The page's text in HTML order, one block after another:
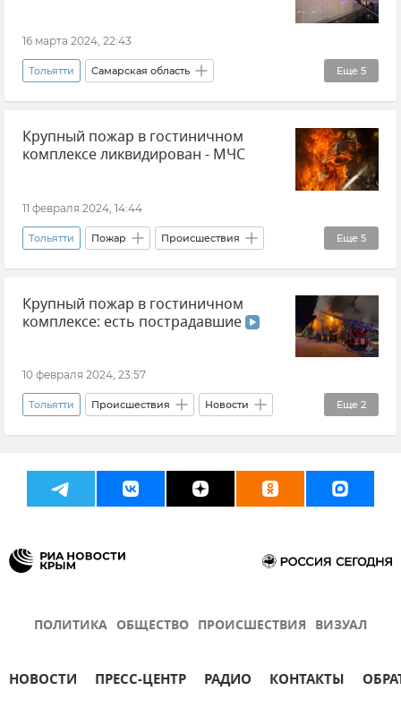
16 марта 2024, 22:43
Еще 5
Тольятти Самарская область
Происшествия Новости Пожар
Крупный пожар в гостиничном
комплексе ликвидирован - МЧС
11 февраля 2024, 14:44
Еще 5
Тольятти Пожар Происшествия
Россия
Самарская область
Крупный пожар в гостиничном
комплексе: есть пострадавшие
10 февраля 2024, 23:57
Еще 2
Тольятти Происшествия Новости
Пожар
МЧС РФ (Министерство чрезвычайных ситуаций Российской Федерации)
ПОЛИТИКА ОБЩЕСТВО ПРОИСШЕСТВИЯ ВИЗУАЛ
НОВОСТИ ПРЕСС-ЦЕНТР РАДИО КОНТАКТЫ